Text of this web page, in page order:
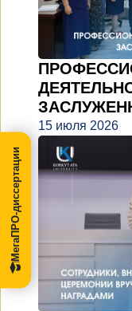
15 июля 2026
МегаПРО-диссертации